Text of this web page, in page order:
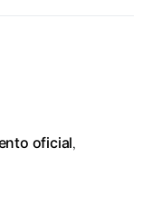
oficial,